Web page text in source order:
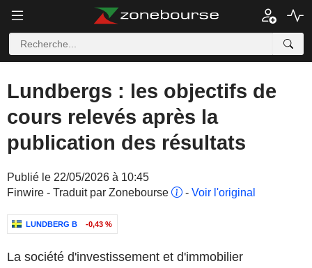
Lundbergs : les objectifs de
cours relevés après la
publication des résultats
Publié le 22/05/2026 à 10:45
Finwire - Traduit par Zonebourse
- Voir l'original
LUNDBERG B -0,43 %
La société d'investissement et d'immobilier